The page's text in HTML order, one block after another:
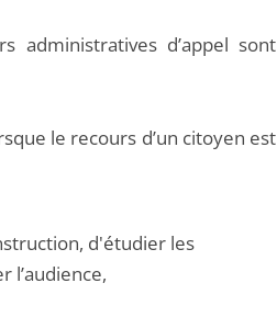
administratives d’appel sont
le recours d’un citoyen est
d'étudier les
l’audience,